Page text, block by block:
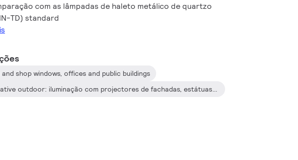
com as lâmpadas de haleto metálico de quartzo
TD) standard
and shop windows, offices and public buildings
Decorative outdoor: iluminação com projectores de fachadas, estátuas e monumentos